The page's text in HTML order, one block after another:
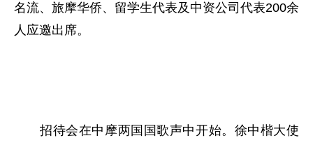
名流、旅摩华侨、留学生代表及中资公司代表200余
人应邀出席。
招待会在中摩两国国歌声中开始。徐中楷大使